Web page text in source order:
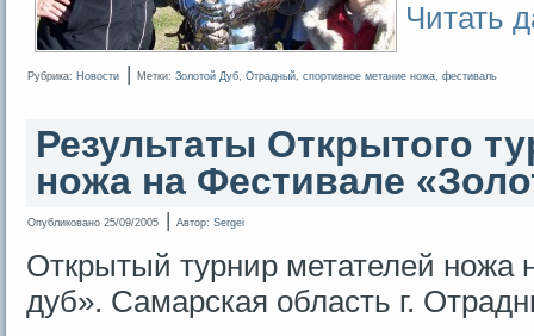
Читать
Рубрика: Новости | Метки: Золотой Дуб, Отрадный, спортивное метание ножа, фестиваль
Результаты Открытого
ножа на Фестивале
Опубликовано 25/09/2005 | Автор: Sergei
Открытый турнир метателей ножа
дуб». Самарская область г.